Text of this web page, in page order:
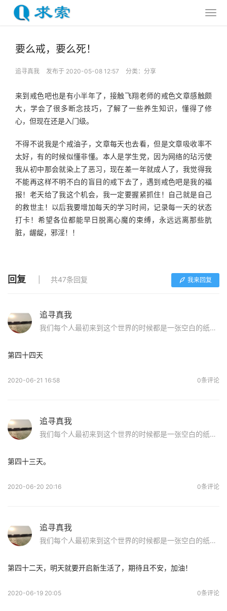
要么戒，要么死！
追寻真我 发布于 2020-05-08 12:57 分类： 分享
来到戒色吧也是有小半年了，接触飞翔老师的戒色文章感触颇
大，学会了很多断念技巧，了解了一些养生知识，懂得了修
心，但现在还是入门级。
不得不说我是个戒油子，文章每天也去看，但是文章吸收率不
太好，有的时候似懂非懂。本人是学生党，因为网络的玷污使
我从初中那会就染上了恶习，现在差一年就成人了，我觉得我
不能再这样不明不白的盲目的戒下去了，遇到戒色吧是我的福
报！老天给了我这个机会，我一定要握紧抓住！自己就是自己
的救世主！以后我要增加每天的学习时间，记录每一天的状态
打卡！希望各位都能早日脱离心魔的束缚，永远远离那些肮
脏，龌龊，邪淫！！
回复 共47条回复 我来回复
追寻真我
我们每个人最初来到这个世界的时候都是一张空白的纸，原来儿时玩泥巴的日子才是最美好的！无拘无束，洁白纯净。前辈们的话使我重获信心：如果你染上sy，请不要怕，好好面对他，戒除了，走出这片沼泽地，我们在纯净的蓝天下等你！
第四十四天
2020-06-21 16:58 0条评论
追寻真我
我们每个人最初来到这个世界的时候都是一张空白的纸，原来儿时玩泥巴的日子才是最美好的！无拘无束，洁白纯净。前辈们的话使我重获信心：如果你染上sy，请不要怕，好好面对他，戒除了，走出这片沼泽地，我们在纯净的蓝天下等你！
第四十三天。
2020-06-20 20:16 0条评论
追寻真我
我们每个人最初来到这个世界的时候都是一张空白的纸，原来儿时玩泥巴的日子才是最美好的！无拘无束，洁白纯净。前辈们的话使我重获信心：如果你染上sy，请不要怕，好好面对他，戒除了，走出这片沼泽地，我们在纯净的蓝天下等你！
第四十二天，明天就要开启新生活了，期待且不安，加油！
2020-06-19 20:05 0条评论